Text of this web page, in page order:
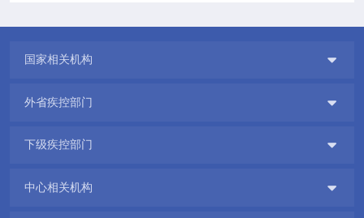
国家相关机构 
外省疾控部门 
下级疾控部门 
中心相关机构 